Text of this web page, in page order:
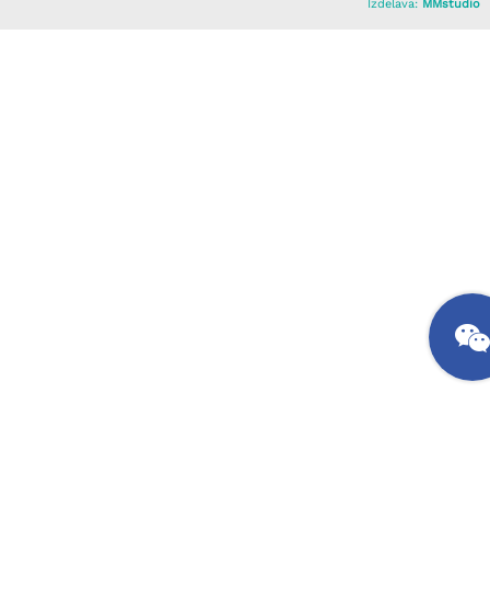
Izdelava: MMstudio